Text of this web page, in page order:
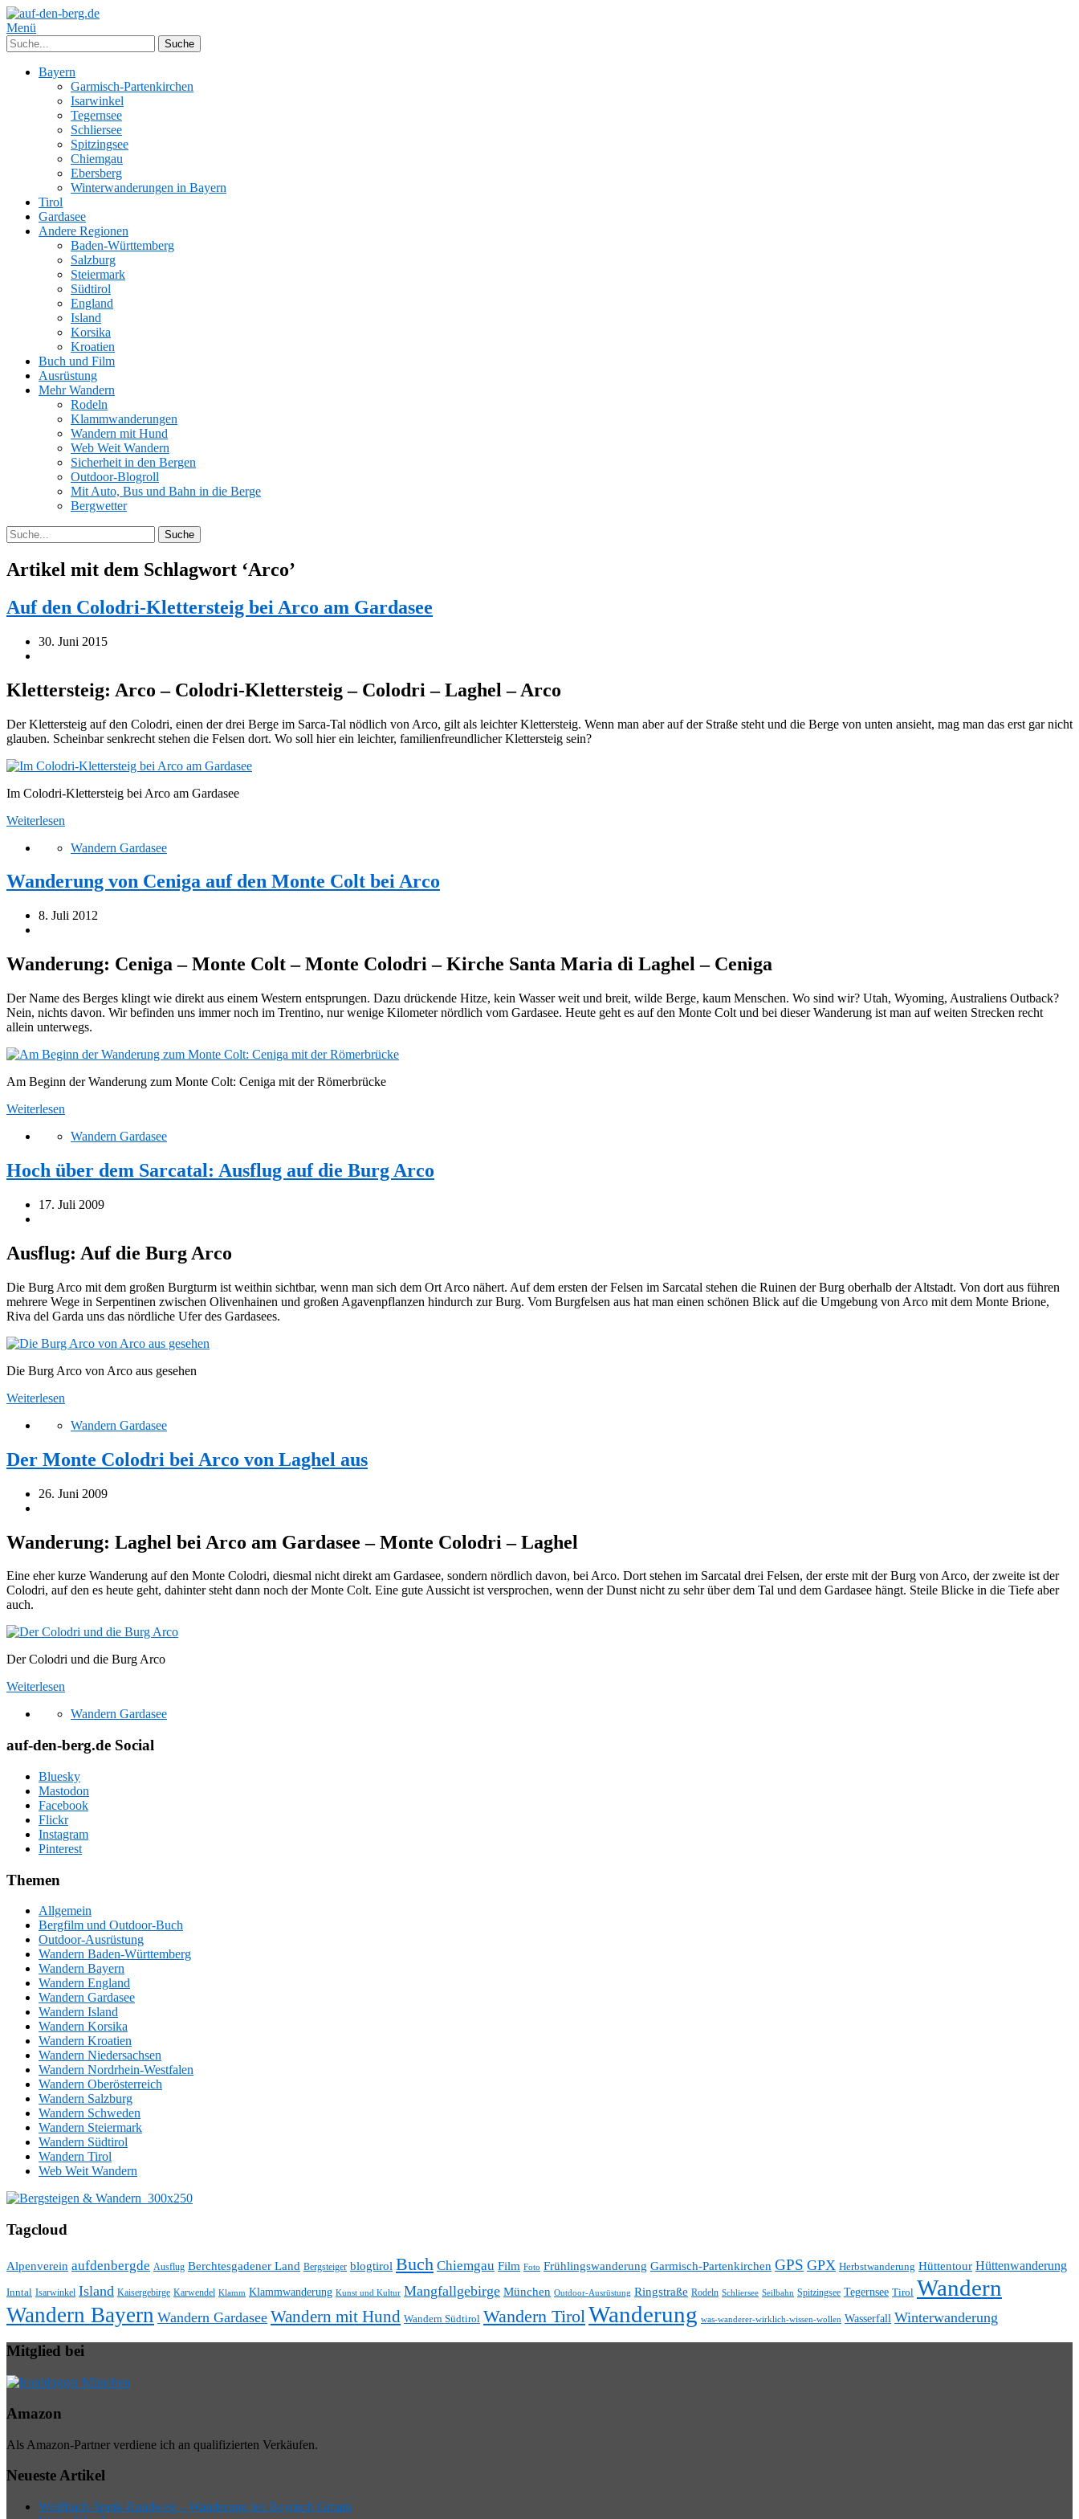
Menü
Bayern
Garmisch-Partenkirchen
Isarwinkel
Tegernsee
Schliersee
Spitzingsee
Chiemgau
Ebersberg
Winterwanderungen in Bayern
Tirol
Gardasee
Andere Regionen
Baden-Württemberg
Salzburg
Steiermark
Südtirol
England
Island
Korsika
Kroatien
Buch und Film
Ausrüstung
Mehr Wandern
Rodeln
Klammwanderungen
Wandern mit Hund
Web Weit Wandern
Sicherheit in den Bergen
Outdoor-Blogroll
Mit Auto, Bus und Bahn in die Berge
Bergwetter
Artikel mit dem Schlagwort ‘Arco’
Auf den Colodri-Klettersteig bei Arco am Gardasee
30. Juni 2015
Klettersteig: Arco – Colodri-Klettersteig – Colodri – Laghel – Arco
Der Klettersteig auf den Colodri, einen der drei Berge im Sarca-Tal nödlich von Arco, gilt als leichter Klettersteig. Wenn man aber auf der Straße steht und die Berge von unten ansieht, mag man das erst gar nicht
glauben. Scheinbar senkrecht stehen die Felsen dort. Wo soll hier ein leichter, familienfreundlicher Klettersteig sein?
Im Colodri-Klettersteig bei Arco am Gardasee
Weiterlesen
Wandern Gardasee
Wanderung von Ceniga auf den Monte Colt bei Arco
8. Juli 2012
Wanderung: Ceniga – Monte Colt – Monte Colodri – Kirche Santa Maria di Laghel – Ceniga
Der Name des Berges klingt wie direkt aus einem Western entsprungen. Dazu drückende Hitze, kein Wasser weit und breit, wilde Berge, kaum Menschen. Wo sind wir? Utah, Wyoming, Australiens Outback?
Nein, nichts davon. Wir befinden uns immer noch im Trentino, nur wenige Kilometer nördlich vom Gardasee. Heute geht es auf den Monte Colt und bei dieser Wanderung ist man auf weiten Strecken recht
allein unterwegs.
Am Beginn der Wanderung zum Monte Colt: Ceniga mit der Römerbrücke
Weiterlesen
Wandern Gardasee
Hoch über dem Sarcatal: Ausflug auf die Burg Arco
17. Juli 2009
Ausflug: Auf die Burg Arco
Die Burg Arco mit dem großen Burgturm ist weithin sichtbar, wenn man sich dem Ort Arco nähert. Auf dem ersten der Felsen im Sarcatal stehen die Ruinen der Burg oberhalb der Altstadt. Von dort aus führen
mehrere Wege in Serpentinen zwischen Olivenhainen und großen Agavenpflanzen hindurch zur Burg. Vom Burgfelsen aus hat man einen schönen Blick auf die Umgebung von Arco mit dem Monte Brione,
Riva del Garda uns das nördliche Ufer des Gardasees.
Die Burg Arco von Arco aus gesehen
Weiterlesen
Wandern Gardasee
Der Monte Colodri bei Arco von Laghel aus
26. Juni 2009
Wanderung: Laghel bei Arco am Gardasee – Monte Colodri – Laghel
Eine eher kurze Wanderung auf den Monte Colodri, diesmal nicht direkt am Gardasee, sondern nördlich davon, bei Arco. Dort stehen im Sarcatal drei Felsen, der erste mit der Burg von Arco, der zweite ist der
Colodri, auf den es heute geht, dahinter steht dann noch der Monte Colt. Eine gute Aussicht ist versprochen, wenn der Dunst nicht zu sehr über dem Tal und dem Gardasee hängt. Steile Blicke in die Tiefe aber
auch.
Der Colodri und die Burg Arco
Weiterlesen
Wandern Gardasee
auf-den-berg.de Social
Bluesky
Mastodon
Facebook
Flickr
Instagram
Pinterest
Themen
Allgemein
Bergfilm und Outdoor-Buch
Outdoor-Ausrüstung
Wandern Baden-Württemberg
Wandern Bayern
Wandern England
Wandern Gardasee
Wandern Island
Wandern Korsika
Wandern Kroatien
Wandern Niedersachsen
Wandern Nordrhein-Westfalen
Wandern Oberösterreich
Wandern Salzburg
Wandern Schweden
Wandern Steiermark
Wandern Südtirol
Wandern Tirol
Web Weit Wandern
Tagcloud
Alpenverein aufdenbergde Ausflug Berchtesgadener Land Bergsteiger blogtirol Buch Chiemgau Film Foto Frühlingswanderung Garmisch-Partenkirchen GPS GPX Herbstwanderung Hüttentour Hüttenwanderung
Inntal Isarwinkel Island Kaisergebirge Karwendel Klamm Klammwanderung Kunst und Kultur Mangfallgebirge München Outdoor-Ausrüstung Ringstraße Rodeln Schliersee Seilbahn Spitzingsee Tegernsee Tirol Wandern
Wandern Bayern Wandern Gardasee Wandern mit Hund Wandern Südtirol Wandern Tirol Wanderung was-wanderer-wirklich-wissen-wollen Wasserfall Winterwanderung
Mitglied bei
Amazon
Als Amazon-Partner verdiene ich an qualifizierten Verkäufen.
Neueste Artikel
Weißbach-Speik-Rundweg – Wanderung bei Bayrisch Gmain